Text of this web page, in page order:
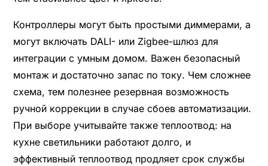
Контроллеры могут быть простыми диммерами, а
могут включать DALI- или Zigbee-шлюз для
интеграции с умным домом. Важен безопасный
монтаж и достаточно запас по току. Чем сложнее
схема, тем полезнее резервная возможность
ручной коррекции в случае сбоев автоматизации.
При выборе учитывайте также теплоотвод: на
кухне светильники работают долго, и
эффективный теплоотвод продляет срок службы